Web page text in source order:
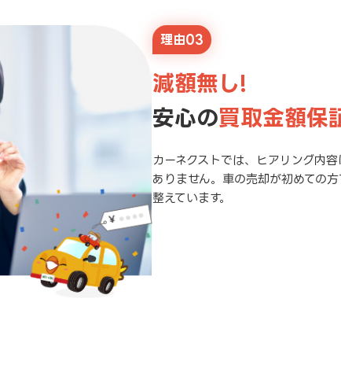
理由03
減額無し!
安心の買取金額保
カーネクストでは、ヒアリング内
ありません。車の売却が初めての
整えています。